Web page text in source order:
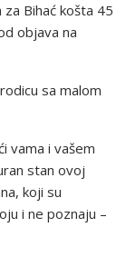
Bihać košta 45
objava na
sa malom
vama i vašem
stan ovoj
koji su
i ne poznaju –